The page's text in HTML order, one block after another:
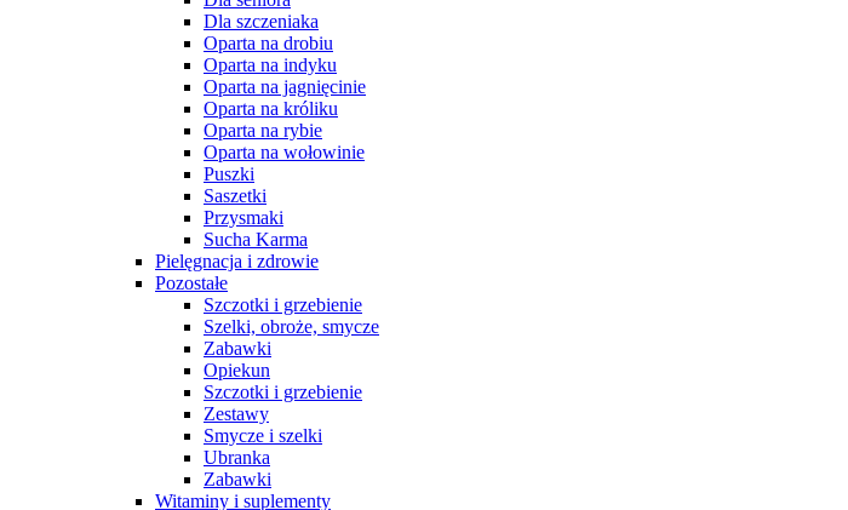
Dla szczeniaka
Oparta na drobiu
Oparta na indyku
Oparta na jagnięcinie
Oparta na króliku
Oparta na rybie
Oparta na wołowinie
Puszki
Saszetki
Przysmaki
Sucha Karma
Pielęgnacja i zdrowie
Pozostałe
Szczotki i grzebienie
Szelki, obroże, smycze
Zabawki
Opiekun
Szczotki i grzebienie
Zestawy
Smycze i szelki
Ubranka
Zabawki
Witaminy i suplementy